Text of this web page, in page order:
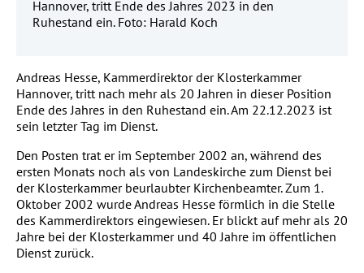
Hannover, tritt Ende des Jahres 2023 in den
Ruhestand ein. Foto: Harald Koch
Andreas Hesse, Kammerdirektor der Klosterkammer
Hannover, tritt nach mehr als 20 Jahren in dieser Position
Ende des Jahres in den Ruhestand ein. Am 22.12.2023 ist
sein letzter Tag im Dienst.
Den Posten trat er im September 2002 an, während des
ersten Monats noch als von Landeskirche zum Dienst bei
der Klosterkammer beurlaubter Kirchenbeamter. Zum 1.
Oktober 2002 wurde Andreas Hesse förmlich in die Stelle
des Kammerdirektors eingewiesen. Er blickt auf mehr als 20
Jahre bei der Klosterkammer und 40 Jahre im öffentlichen
Dienst zurück.